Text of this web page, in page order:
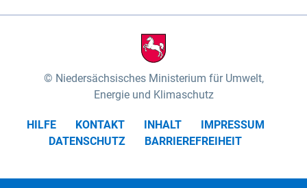
Niedersächsisches Ministerium für Umwelt,
Energie und Klimaschutz
HILFE KONTAKT INHALT
IMPRESSUM
DATENSCHUTZ
BARRIEREFREIHEIT